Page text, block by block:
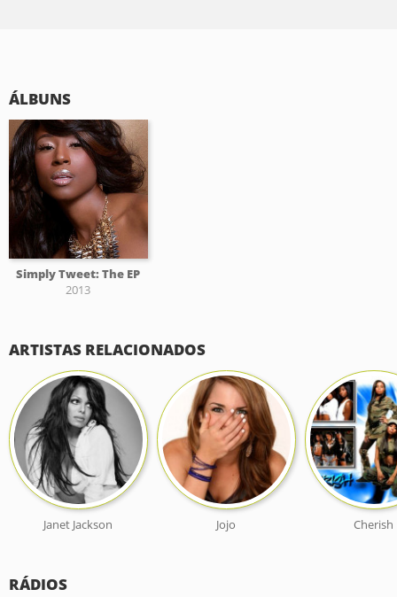
ÁLBUNS
Simply Tweet: The EP
2013
ARTISTAS RELACIONADOS
Janet Jackson Jojo Cherish
RÁDIOS